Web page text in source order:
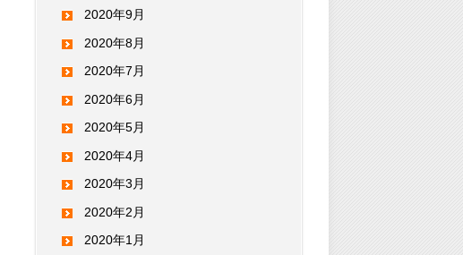
2020年9月
2020年8月
2020年7月
2020年6月
2020年5月
2020年4月
2020年3月
2020年2月
2020年1月